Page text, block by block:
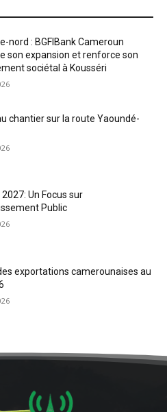
nord : BGFIBank Cameroun
son expansion et renforce son
sociétal à Kousséri
chantier sur la route Yaoundé-
Un Focus sur
Public
exportations camerounaises au